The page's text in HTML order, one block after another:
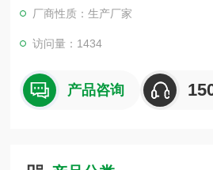
厂商性质：生产厂家
访问量：1434
产品咨询